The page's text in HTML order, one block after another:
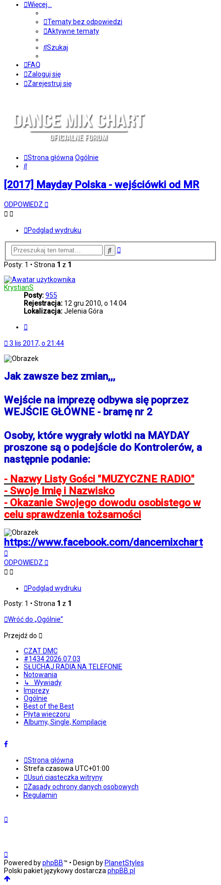
Więcej…
Tematy bez odpowiedzi
Aktywne tematy
Szukaj
FAQ
Zaloguj się
Zarejestruj się
Strona główna Ogólnie
Szukaj
[2017] Mayday Polska - wejściówki od MR
ODPOWIEDZ
Podgląd wydruku
SzukajWyszukiwanie
Posty: 1 • Strona 1 z 1
KrystianS
Posty:955
Rejestracja: 12 gru 2010, o 14:04
Lokalizacja:Jelenia Góra
3 lis 2017, o 21:44
Jak zawsze bez zmian,,,
Wejście na imprezę odbywa się poprzez
WEJŚCIE GŁÓWNE - bramę nr 2
Osoby, które wygrały wlotki na MAYDAY
proszone są o podejście do Kontrolerów, a
następnie podanie:
- Nazwy Listy Gości "MUZYCZNE RADIO"
- Swoje Imię i Nazwisko
- Okazanie Swojego dowodu osobistego w
celu sprawdzenia tożsamości
https://www.facebook.com/dancemixchart
górę
ODPOWIEDZ
Podgląd wydruku
Posty: 1 • Strona 1 z 1
Wróć do „Ogólnie”
Przejdź do
CZAT DMC
#1434 2026.07.03
SŁUCHAJ RADIA NA TELEFONIE
Notowania
↳ Wywiady
Imprezy
Ogólnie
Best of the Best
Płyta wieczoru
Albumy, Single, Kompilacje
Strona główna
Strefa czasowaUTC+01:00
Usuń ciasteczka witryny
Zasady ochrony danych osobowych
Regulamin
Powered byphpBB™ • Design by PlanetStyles
Polski pakiet językowy dostarczaphpBB.pl